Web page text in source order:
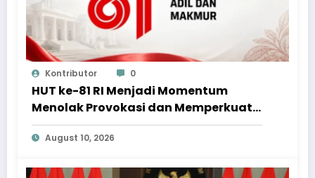
Kontributor 0
HUT ke-81 RI Menjadi Momentum
Menolak Provokasi dan Memperkuat
Persatuan
August 10, 2026